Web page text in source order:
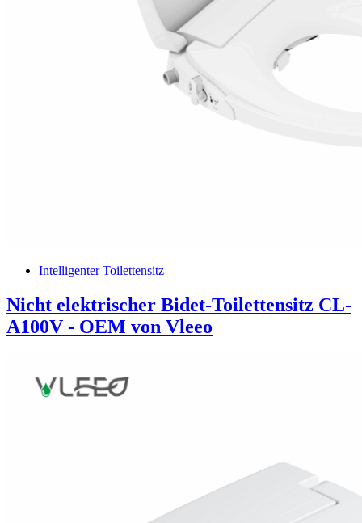
Intelligenter Toilettensitz
Nicht elektrischer Bidet-Toilettensitz CL-
A100V - OEM von Vleeo